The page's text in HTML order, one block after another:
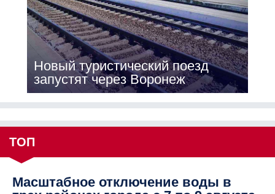
Новый туристический поезд
запустят через Воронеж
ТОП
Масштабное отключение воды в